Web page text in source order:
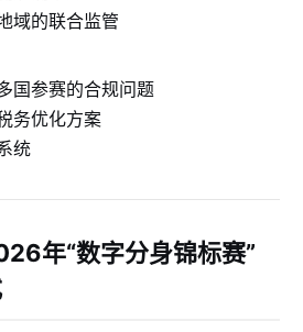
域的联合监管
国参赛的合规问题
务优化方案
统
年“数字分身锦标赛”